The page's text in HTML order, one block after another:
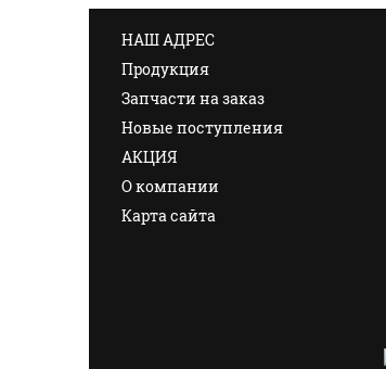
НАШ АДРЕС
Продукция
Запчасти на заказ
Новые поступления
АКЦИЯ
О компании
Карта сайта